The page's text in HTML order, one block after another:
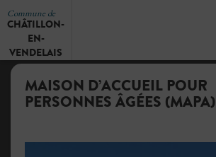
Commune de
CHÂTILLON-
EN-
VENDELAIS
MAISON D’ACCUEIL POUR
PERSONNES ÂGÉES (MAPA)